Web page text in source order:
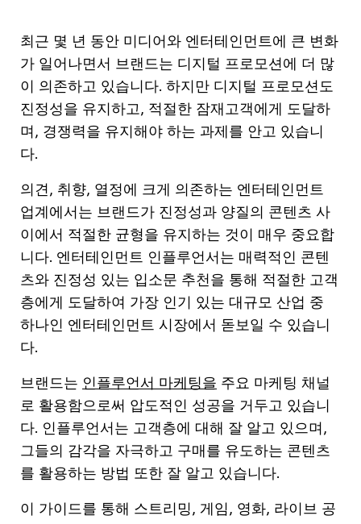
최근 몇 년 동안 미디어와 엔터테인먼트에 큰 변화
가 일어나면서 브랜드는 디지털 프로모션에 더 많
이 의존하고 있습니다. 하지만 디지털 프로모션도
진정성을 유지하고, 적절한 잠재고객에게 도달하
며, 경쟁력을 유지해야 하는 과제를 안고 있습니
다.
의견, 취향, 열정에 크게 의존하는 엔터테인먼트
업계에서는 브랜드가 진정성과 양질의 콘텐츠 사
이에서 적절한 균형을 유지하는 것이 매우 중요합
니다. 엔터테인먼트 인플루언서는 매력적인 콘텐
츠와 진정성 있는 입소문 추천을 통해 적절한 고객
층에게 도달하여 가장 인기 있는 대규모 산업 중
하나인 엔터테인먼트 시장에서 돋보일 수 있습니
다.
브랜드는 인플루언서 마케팅을 주요 마케팅 채널
로 활용함으로써 압도적인 성공을 거두고 있습니
다. 인플루언서는 고객층에 대해 잘 알고 있으며 ,
그들의 감각을 자극하고 구매를 유도하는 콘텐츠
를 활용하는 방법 또한 잘 알고 있습니다.
이 가이드를 통해 스트리밍, 게임, 영화, 라이브 공